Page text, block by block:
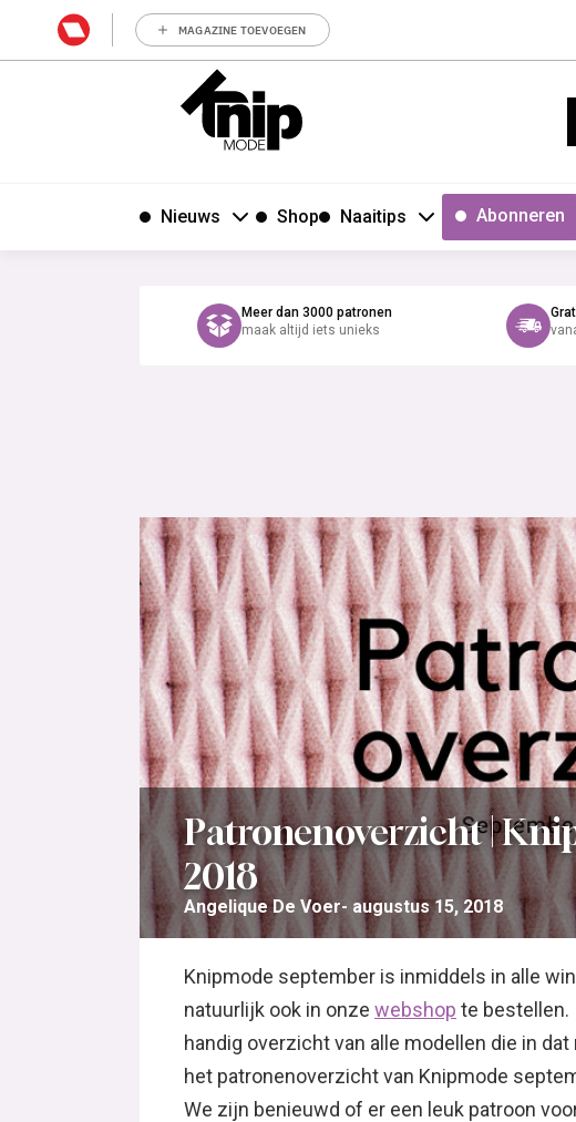
MAGAZINE TOEVOEGEN
Nieuws Shop Naaitips Abonneren
Meer dan 3000 patronen
maak altijd iets unieks
Patronenoverzicht |
2018
Angelique De Voer augustus 15, 2018
Knipmode september is inmiddels in alle
natuurlijk ook in onze webshop te bestellen.
handig overzicht van alle modellen die in
het patronenoverzicht van Knipmode
We zijn benieuwd of er een leuk patroon